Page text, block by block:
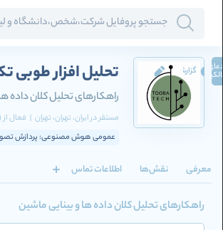
تحلیل افزار طوبی
راهکارهای تحلیل کلان داده
مستقر درایران، تهران، تهران | فعالاز
عمومی هوش مصنوعی: پردازش
ادعای
مالکیت گزارش
معرفی نقش‌ها اطلاعات تماس
راهکارهای تحلیل کلان داده ها و بینایی ماشین